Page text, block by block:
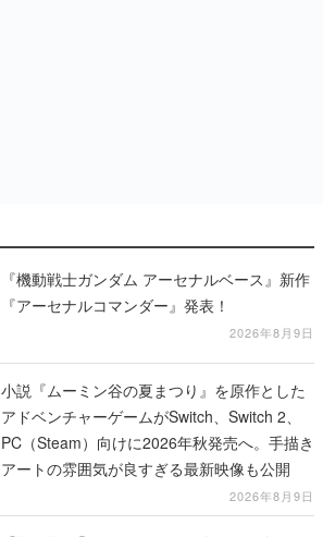
『機動戦士ガンダム アーセナルベース』新作
『アーセナルコマンダー』発表！
2026年8月9日
小説『ムーミン谷の夏まつり』を原作とした
アドベンチャーゲームがSwitch、Switch 2、
PC（Steam）向けに2026年秋発売へ。手描き
アートの雰囲気が良すぎる最新映像も公開
2026年8月9日